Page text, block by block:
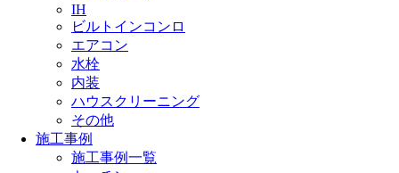
IH
ビルトインコンロ
エアコン
水栓
内装
ハウスクリーニング
その他
施工事例
施工事例一覧